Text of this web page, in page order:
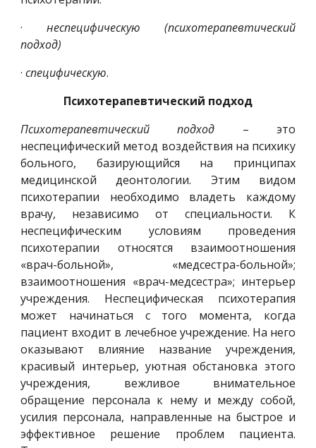
· неспецифическую (психотерапевтический
подход)
·специфическую.
Психотерапевтический подход
Психотерапевтический подход – это
неспецифический метод воздействия на психику
больного, базирующийся на принципах
медицинской деонтологии. Этим видом
психотерапии необходимо владеть каждому
врачу, независимо от специальности. К
неспецифическим условиям проведения
психотерапии относятся взаимоотношения
«врач-больной», «медсестра-больной»;
взаимоотношения «врач-медсестра»; интерьер
учреждения. Неспецифическая психотерапия
может начинаться с того момента, когда
пациент входит в лечебное учреждение. На него
оказывают влияние название учреждения,
красивый интерьер, уютная обстановка этого
учреждения, вежливое внимательное
обращение персонала к нему и между собой,
усилия персонала, направленные на быстрое и
эффективное решение проблем пациента.